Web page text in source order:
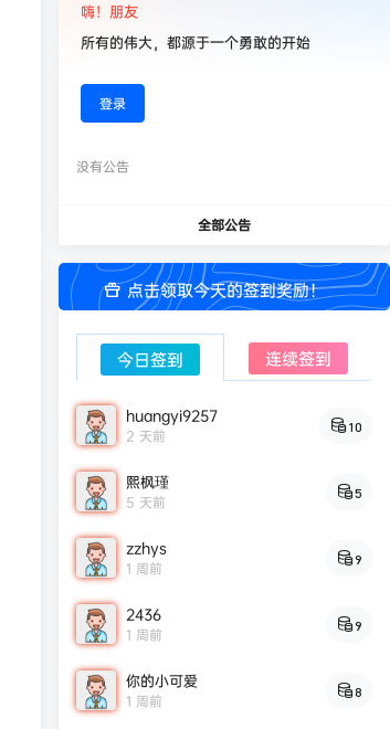
嗨！朋友
所有的伟大，都源于一个勇敢的开始
登录
没有公告
全部公告
点击领取今天的签到奖励！
今日签到 连续签到
huangyi9257
2 天前 10
熙枫瑾
5 天前 5
zzhys
1 周前 9
2436
1 周前 9
你的小可爱
1 周前 8